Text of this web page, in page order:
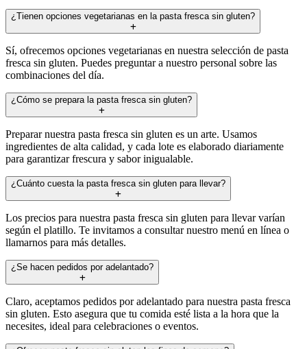
¿Tienen opciones vegetarianas en la pasta fresca sin gluten?
Sí, ofrecemos opciones vegetarianas en nuestra selección de pasta
fresca sin gluten. Puedes preguntar a nuestro personal sobre las
combinaciones del día.
¿Cómo se prepara la pasta fresca sin gluten?
Preparar nuestra pasta fresca sin gluten es un arte. Usamos
ingredientes de alta calidad, y cada lote es elaborado diariamente
para garantizar frescura y sabor inigualable.
¿Cuánto cuesta la pasta fresca sin gluten para llevar?
Los precios para nuestra pasta fresca sin gluten para llevar varían
según el platillo. Te invitamos a consultar nuestro menú en línea o
llamarnos para más detalles.
¿Se hacen pedidos por adelantado?
Claro, aceptamos pedidos por adelantado para nuestra pasta fresca
sin gluten. Esto asegura que tu comida esté lista a la hora que la
necesites, ideal para celebraciones o eventos.